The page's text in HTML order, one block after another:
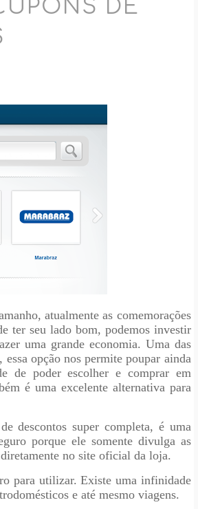
DE
atualmente as comemorações
ter seu lado bom, podemos investir
uma grande economia. Uma das
opção nos permite poupar ainda
de poder escolher e comprar em
é uma excelente alternativa para
descontos super completa, é uma
porque ele somente divulga as
no site oficial da loja.
para utilizar. Existe uma infinidade
e até mesmo viagens.